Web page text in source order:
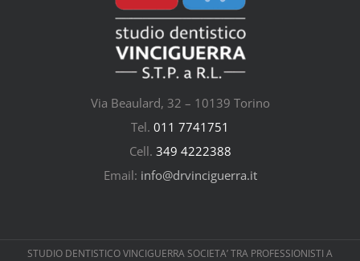
Via Beaulard, 32 – 10139 Torino
Tel. 011 7741751
Cell. 349 4222388
Email: info@drvinciguerra.it
STUDIO DENTISTICO VINCIGUERRA SOCIETA’ TRA PROFESSIONISTI A